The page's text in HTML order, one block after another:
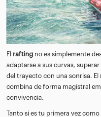
El rafting no es simplemente
adaptarse a sus curvas,
del trayecto con una sonrisa. El
combina de forma magistral
convivencia.
Tanto si es tu primera vez